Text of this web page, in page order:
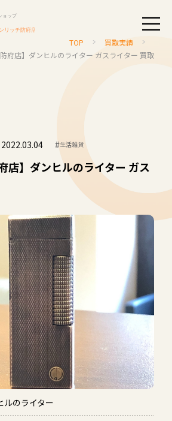
TOP
買取実績
防府店】ダンヒルのライター ガスライター 買取
2022.03.04 #生活雑貨
店】ダンヒルのライター ガス
ルのライター